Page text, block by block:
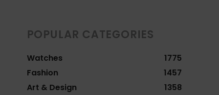
POPULAR CATEGORIES
Watches
1775
Fashion
1457
Art & Design
1358